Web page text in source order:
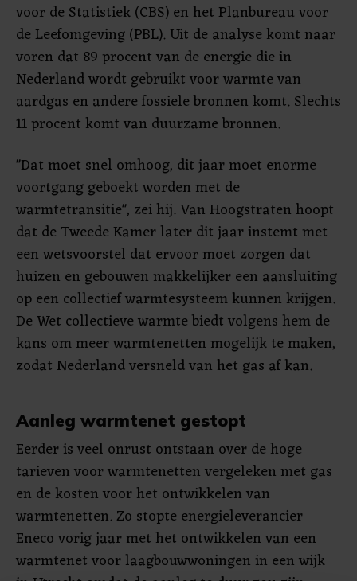
voor de Statistiek (CBS) en het Planbureau voor
de Leefomgeving (PBL). Uit de analyse komt naar
voren dat 89 procent van de energie die in
Nederland wordt gebruikt voor warmte van
aardgas en andere fossiele bronnen komt. Slechts
11 procent komt van duurzame bronnen.
"Dat moet snel omhoog, dit jaar moet enorme
voortgang geboekt worden met de
warmtetransitie", zei hij. Van Hoogstraten hoopt
dat de Tweede Kamer later dit jaar instemt met
een wetsvoorstel dat ervoor moet zorgen dat
huizen en gebouwen makkelijker een aansluiting
op een collectief warmtesysteem kunnen krijgen.
De Wet collectieve warmte biedt volgens hem de
kans om meer warmtenetten mogelijk te maken,
zodat Nederland versneld van het gas af kan.
Aanleg warmtenet gestopt
Eerder is veel onrust ontstaan over de hoge
tarieven voor warmtenetten vergeleken met gas
en de kosten voor het ontwikkelen van
warmtenetten. Zo stopte energieleverancier
Eneco vorig jaar met het ontwikkelen van een
warmtenet voor laagbouwwoningen in een wijk